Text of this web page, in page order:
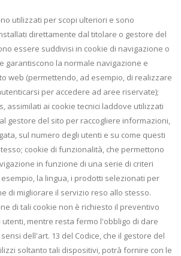
utilizzati per scopi ulteriori e sono
direttamente dal titolare o gestore del
essere suddivisi in cookie di navigazione o
garantiscono la normale navigazione e
web (permettendo, ad esempio, di realizzare
per accedere ad aree riservate);
assimilati ai cookie tecnici laddove utilizzati
gestore del sito per raccogliere informazioni,
sul numero degli utenti e su come questi
cookie di funzionalità, che permettono
in funzione di una serie di criteri
la lingua, i prodotti selezionati per
di migliorare il servizio reso allo stesso.
di tali cookie non è richiesto il preventivo
utenti, mentre resta fermo l'obbligo di dare
dell'art. 13 del Codice, che il gestore del
soltanto tali dispositivi, potrà fornire con le